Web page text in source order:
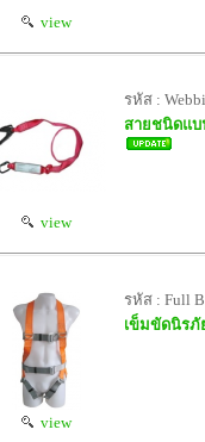
view
view
รหัส :
สายชนิดแบ
view
รหัส : Full
เข็มขัดนิรภั